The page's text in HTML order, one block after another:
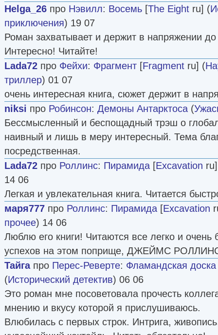
Helga_26 про Нэвилл: Восемь [The Eight ru] (
приключения) 19 07
Роман захватывает и держит в напряжении до
Интересно! Читайте!
Lada72 про Фейхи: Фрагмент [Fragment ru] (
триллер) 01 07
очень интересная книга, сюжет держит в
niksi про Робинсон: Демоны Антарктоса (
Бессмысленный и беспощадный трэш о
наивный и лишь в меру интересный. Тема
посредственная.
Lada72 про Роллинс: Пирамида [Excavation
14 06
Легкая и увлекательная книга. Читается
маря777 про Роллинс: Пирамида [Excavation
прочее) 14 06
Люблю его книги! Читаются все легко и
успехов на этом поприще, ДЖЕЙМС
Тайгапро Перес-Реверте: Фламандская доска
(Исторический детектив) 06 06
Это роман мне посоветовала прочесть
мнению и вкусу которой я прислушиваюсь.
Влюбилась с первых строк. Интрига,